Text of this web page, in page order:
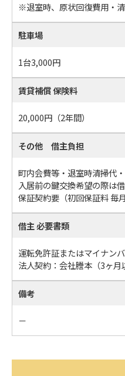
※退室時、原状回復費用・
駐車場
1台3,000円
賃貸補償 保険料
20,000円（2年間）
その他 借主負担
町内会費等・退室時清掃代
入居前の鍵交換希望の際は
保証契約要（初回保証料 毎
借主 必要書類
運転免許証またはマイナン
法人契約：会社謄本（3ヶ月
備考
－